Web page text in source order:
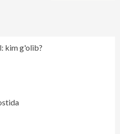
kim g'olib?